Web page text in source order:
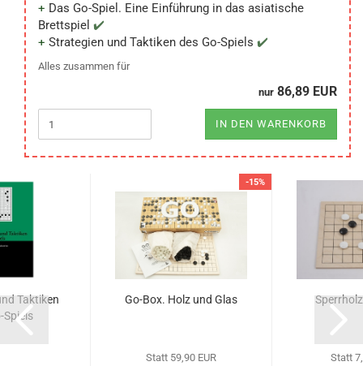
Das Go-Spiel. Eine Einführung in das asiatische
Brettspiel
Strategien und Taktiken des Go-Spiels
Alles zusammen für
nur 86,89 EUR
IN DEN WARENKORB
Taktiken
Spiels
-15%
Go-Box. Holz und Glas
Statt 59,90 EUR Statt